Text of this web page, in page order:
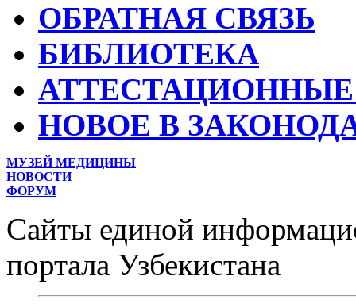
ОБРАТНАЯ СВЯЗЬ
БИБЛИОТЕКА
НОВОЕ В
МУЗЕЙ МЕДИЦИНЫ
НОВОСТИ
ФОРУМ
Сайты единой
портала Узбекистана